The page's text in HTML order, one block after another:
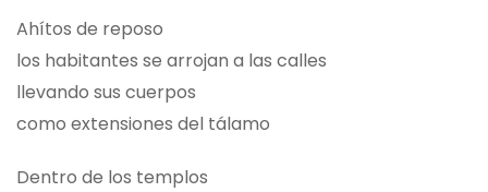
Ahítos de reposo
los habitantes se arrojan a las calles
llevando sus cuerpos
como extensiones del tálamo
Dentro de los templos